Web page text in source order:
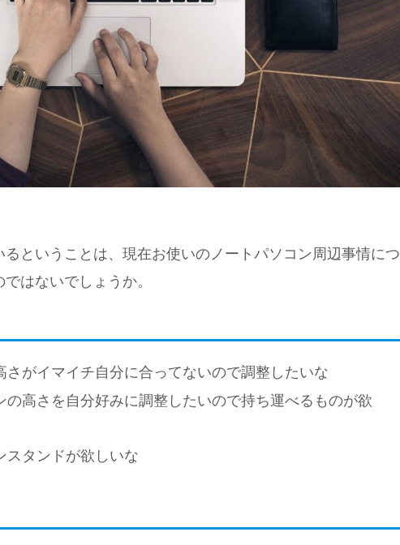
ということは、現在お使いのノートパソコン周辺事情につ
はないでしょうか。
さがイマイチ自分に合ってないので調整したいな
の高さを自分好みに調整したいので持ち運べるものが欲
スタンドが欲しいな